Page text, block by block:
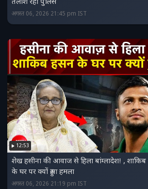
तलाश रही पुलिस
अगस्त 06, 2026 21:45 pm IST
12:53
शेख हसीना की आवाज से हिला बांग्लादेश! ,
के घर पर क्यों हुआ हमला
अगस्त 06, 2026 21:19 pm IST